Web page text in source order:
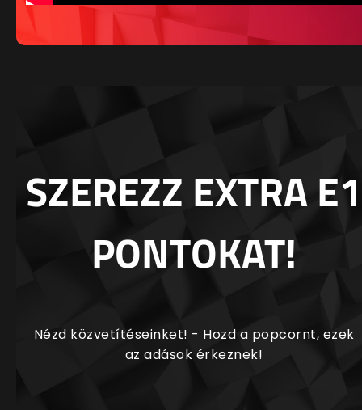
SZEREZZ EXTRA E1
PONTOKAT!
Nézd közvetítéseinket! - Hozd a popcornt, ezek
az adások érkeznek!